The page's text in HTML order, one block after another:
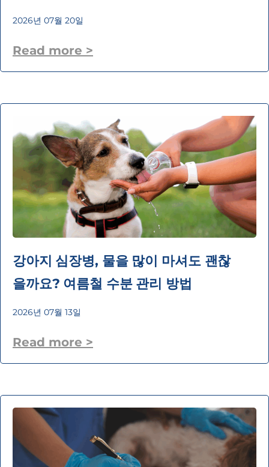
2026년 07월 20일
Read more >
강아지 심장병, 물을 많이 마셔도 괜찮
을까요? 여름철 수분 관리 방법
2026년 07월 13일
Read more >